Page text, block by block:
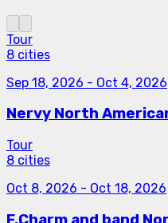
Tour
8 cities
Sep 18, 2026 - Oct 4, 2026
Nervy North
Tour
8 cities
Oct 8, 2026 - Oct 18, 2026